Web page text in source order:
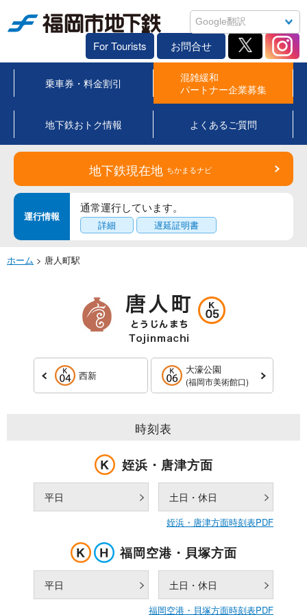
For Tourists お問合せ
乗車券・料金割引
混雑緩和
パートナー企業募集
地下鉄おトク情報 よくあるご質問
地下鉄現在地 ちかまるナビ
運行情報
通常運行しています。
詳細 遅延証明書
ホーム > 唐人町駅
西新 大濠公園
(福岡市美術館口)
時刻表
姪浜・唐津方面
平日 土日・休日
姪浜・唐津方面時刻表PDF
福岡空港・貝塚方面
平日 土日・休日
福岡空港・貝塚方面時刻表PDF